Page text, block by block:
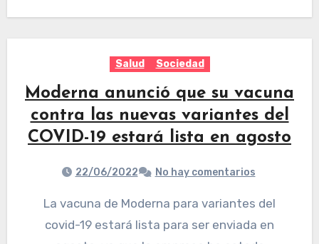
Salud Sociedad
Moderna anunció que su vacuna
contra las nuevas variantes del
COVID-19 estará lista en agosto
22/06/2022 No hay comentarios
La vacuna de Moderna para variantes del
covid-19 estará lista para ser enviada en